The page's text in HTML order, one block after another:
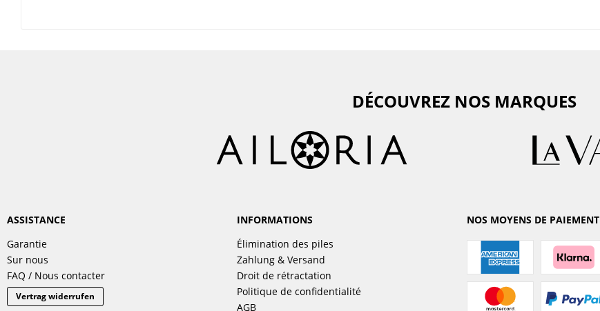
DÉCOUVREZ NOS MARQUES
ASSISTANCE
Garantie
Sur nous
FAQ / Nous contacter
Vertrag widerrufen
INFORMATIONS
Élimination des piles
Zahlung & Versand
Droit de rétractation
Politique de confidentialité
AGB
NOS MOYENS DE PAIEMENT